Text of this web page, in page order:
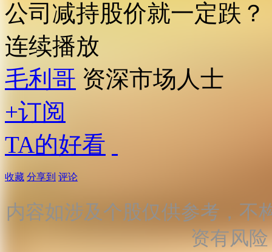
公司减持股价就一定跌？
连续播放
毛利哥 资深市场人士
+订阅
TA的好看
收藏 分享到 评论
内容如涉及个股仅供参考，不
资有风